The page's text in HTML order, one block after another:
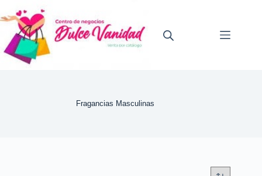
al
contenido
Fragancias Masculinas